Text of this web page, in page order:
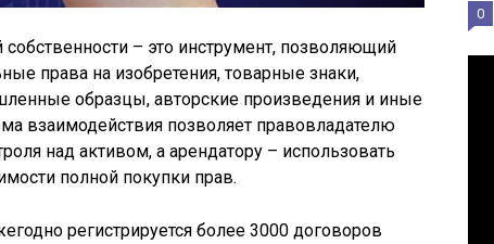
– это инструмент, позволяющий
права на изобретения, товарные знаки,
образцы, авторские произведения и иные
взаимодействия позволяет правовладателю
над активом, а арендатору – использовать
полной покупки прав.
регистрируется более 3000 договоров
0